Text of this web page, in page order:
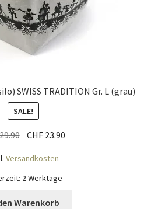
SWISS TRADITION Gr. L (grau)
SALE!
Ursprünglicher
war:
CHF 29.90
CHF 23.90
Versandkosten
2 Werktage
Warenkorb